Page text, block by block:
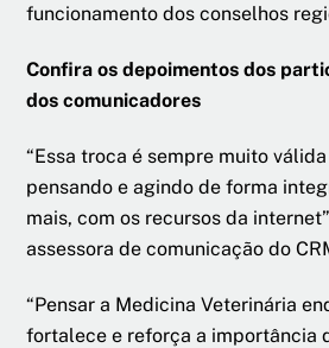
funcionamento dos conselhos
Confira os depoimentos dos
dos comunicadores
“Essa troca é sempre muito
pensando e agindo de forma
mais, com os recursos da
assessora de comunicação do
“Pensar a Medicina Veterinária
fortalece e reforça a importância